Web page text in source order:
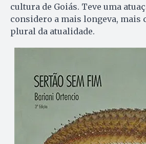
cultura de Goiás. Teve uma
considero a mais longeva, mais
plural da atualidade.